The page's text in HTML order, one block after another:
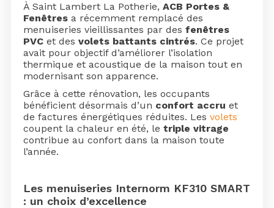
À Saint Lambert La Potherie, ACB Portes &
Fenêtres a récemment remplacé des
menuiseries vieillissantes par des fenêtres
PVC et des volets battants cintrés. Ce projet
avait pour objectif d’améliorer l’isolation
thermique et acoustique de la maison tout en
modernisant son apparence.
Grâce à cette rénovation, les occupants
bénéficient désormais d’un confort accru et
de factures énergétiques réduites. Les volets
coupent la chaleur en été, le triple vitrage
contribue au confort dans la maison toute
l’année.
Les menuiseries Internorm KF310 SMART
: un choix d’excellence